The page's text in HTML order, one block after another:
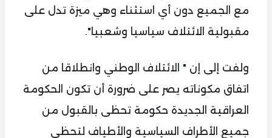
مع الجميع دون أي استثناء وهي ميزة تدل على
مقبولية الائتلاف سياسيا وشعبيا".
ولفت إلى إن " الائتلاف الوطني وانطلاقا من
اتفاق مكوناته يصر على ضرورة أن تكون الحكومة
العراقية الجديدة حكومة تحظى بالقبول من
جميع الأطراف السياسية والأطياف لتحظى